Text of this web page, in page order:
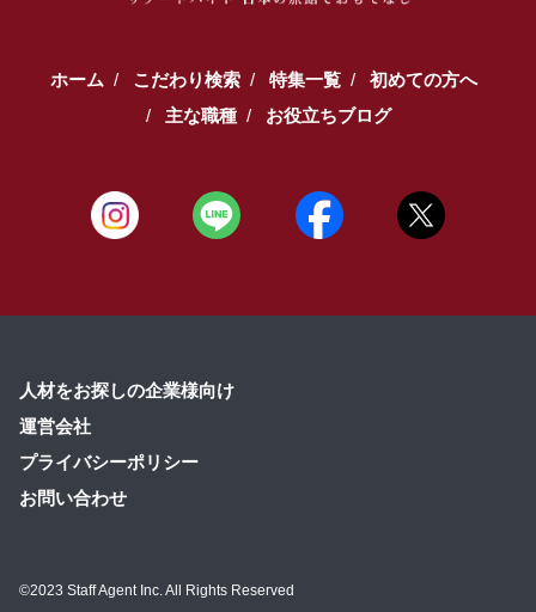
ホーム こだわり検索 特集一覧
初めての方へ
主な職種
お役立ちブログ
人材をお探しの企業様向け
運営会社
プライバシーポリシー
お問い合わせ
©2023 Staff Agent Inc. All Rights Reserved